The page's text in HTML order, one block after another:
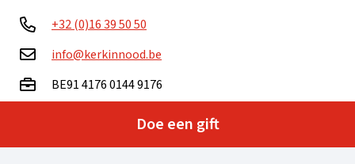
+32 (0)16 39 50 50
info@kerkinnood.be
BE91 4176 0144 9176
Ma – vr: 9.00 – 16.00 uurDoe een gift